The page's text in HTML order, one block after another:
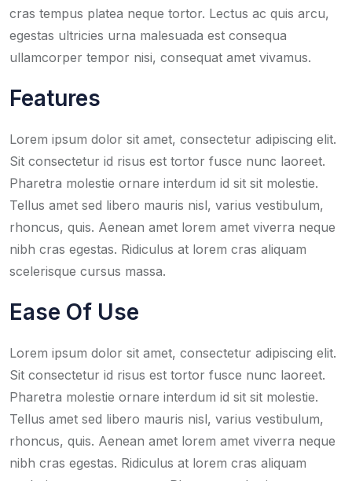
cras tempus platea neque tortor. Lectus ac quis arcu,
egestas ultricies urna malesuada est consequa
ullamcorper tempor nisi, consequat amet vivamus.
Features
Lorem ipsum dolor sit amet, consectetur adipiscing elit.
Sit consectetur id risus est tortor fusce nunc laoreet.
Pharetra molestie ornare interdum id sit sit molestie.
Tellus amet sed libero mauris nisl, varius vestibulum,
rhoncus, quis. Aenean amet lorem amet viverra neque
nibh cras egestas. Ridiculus at lorem cras aliquam
scelerisque cursus massa.
Ease Of Use
Lorem ipsum dolor sit amet, consectetur adipiscing elit.
Sit consectetur id risus est tortor fusce nunc laoreet.
Pharetra molestie ornare interdum id sit sit molestie.
Tellus amet sed libero mauris nisl, varius vestibulum,
rhoncus, quis. Aenean amet lorem amet viverra neque
nibh cras egestas. Ridiculus at lorem cras aliquam